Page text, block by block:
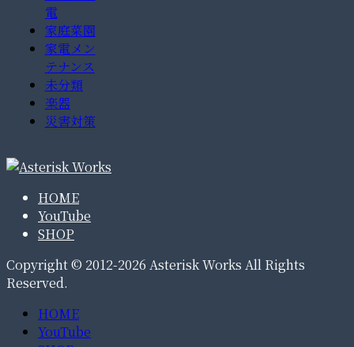
電
家庭菜園
家電メン
テナンス
未分類
楽器
災害対策
HOME
YouTube
SHOP
Copyright © 2012-2026 Asterisk Works All Rights
Reserved.
HOME
YouTube